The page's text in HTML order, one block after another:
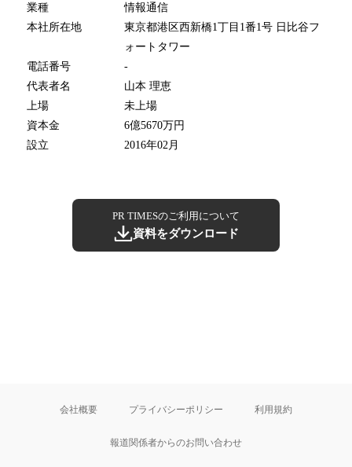
業種
情報通信
本社所在地
東京都港区西新橋1丁目1番1号 日比谷フ
ォートタワー
電話番号
-
代表者名
山本 理恵
上場
未上場
資本金
6億5670万円
設立
2016年02月
PR TIMESのご利用について
資料をダウンロード
会社概要 プライバシーポリシー 利用規約
報道関係者からのお問い合わせ